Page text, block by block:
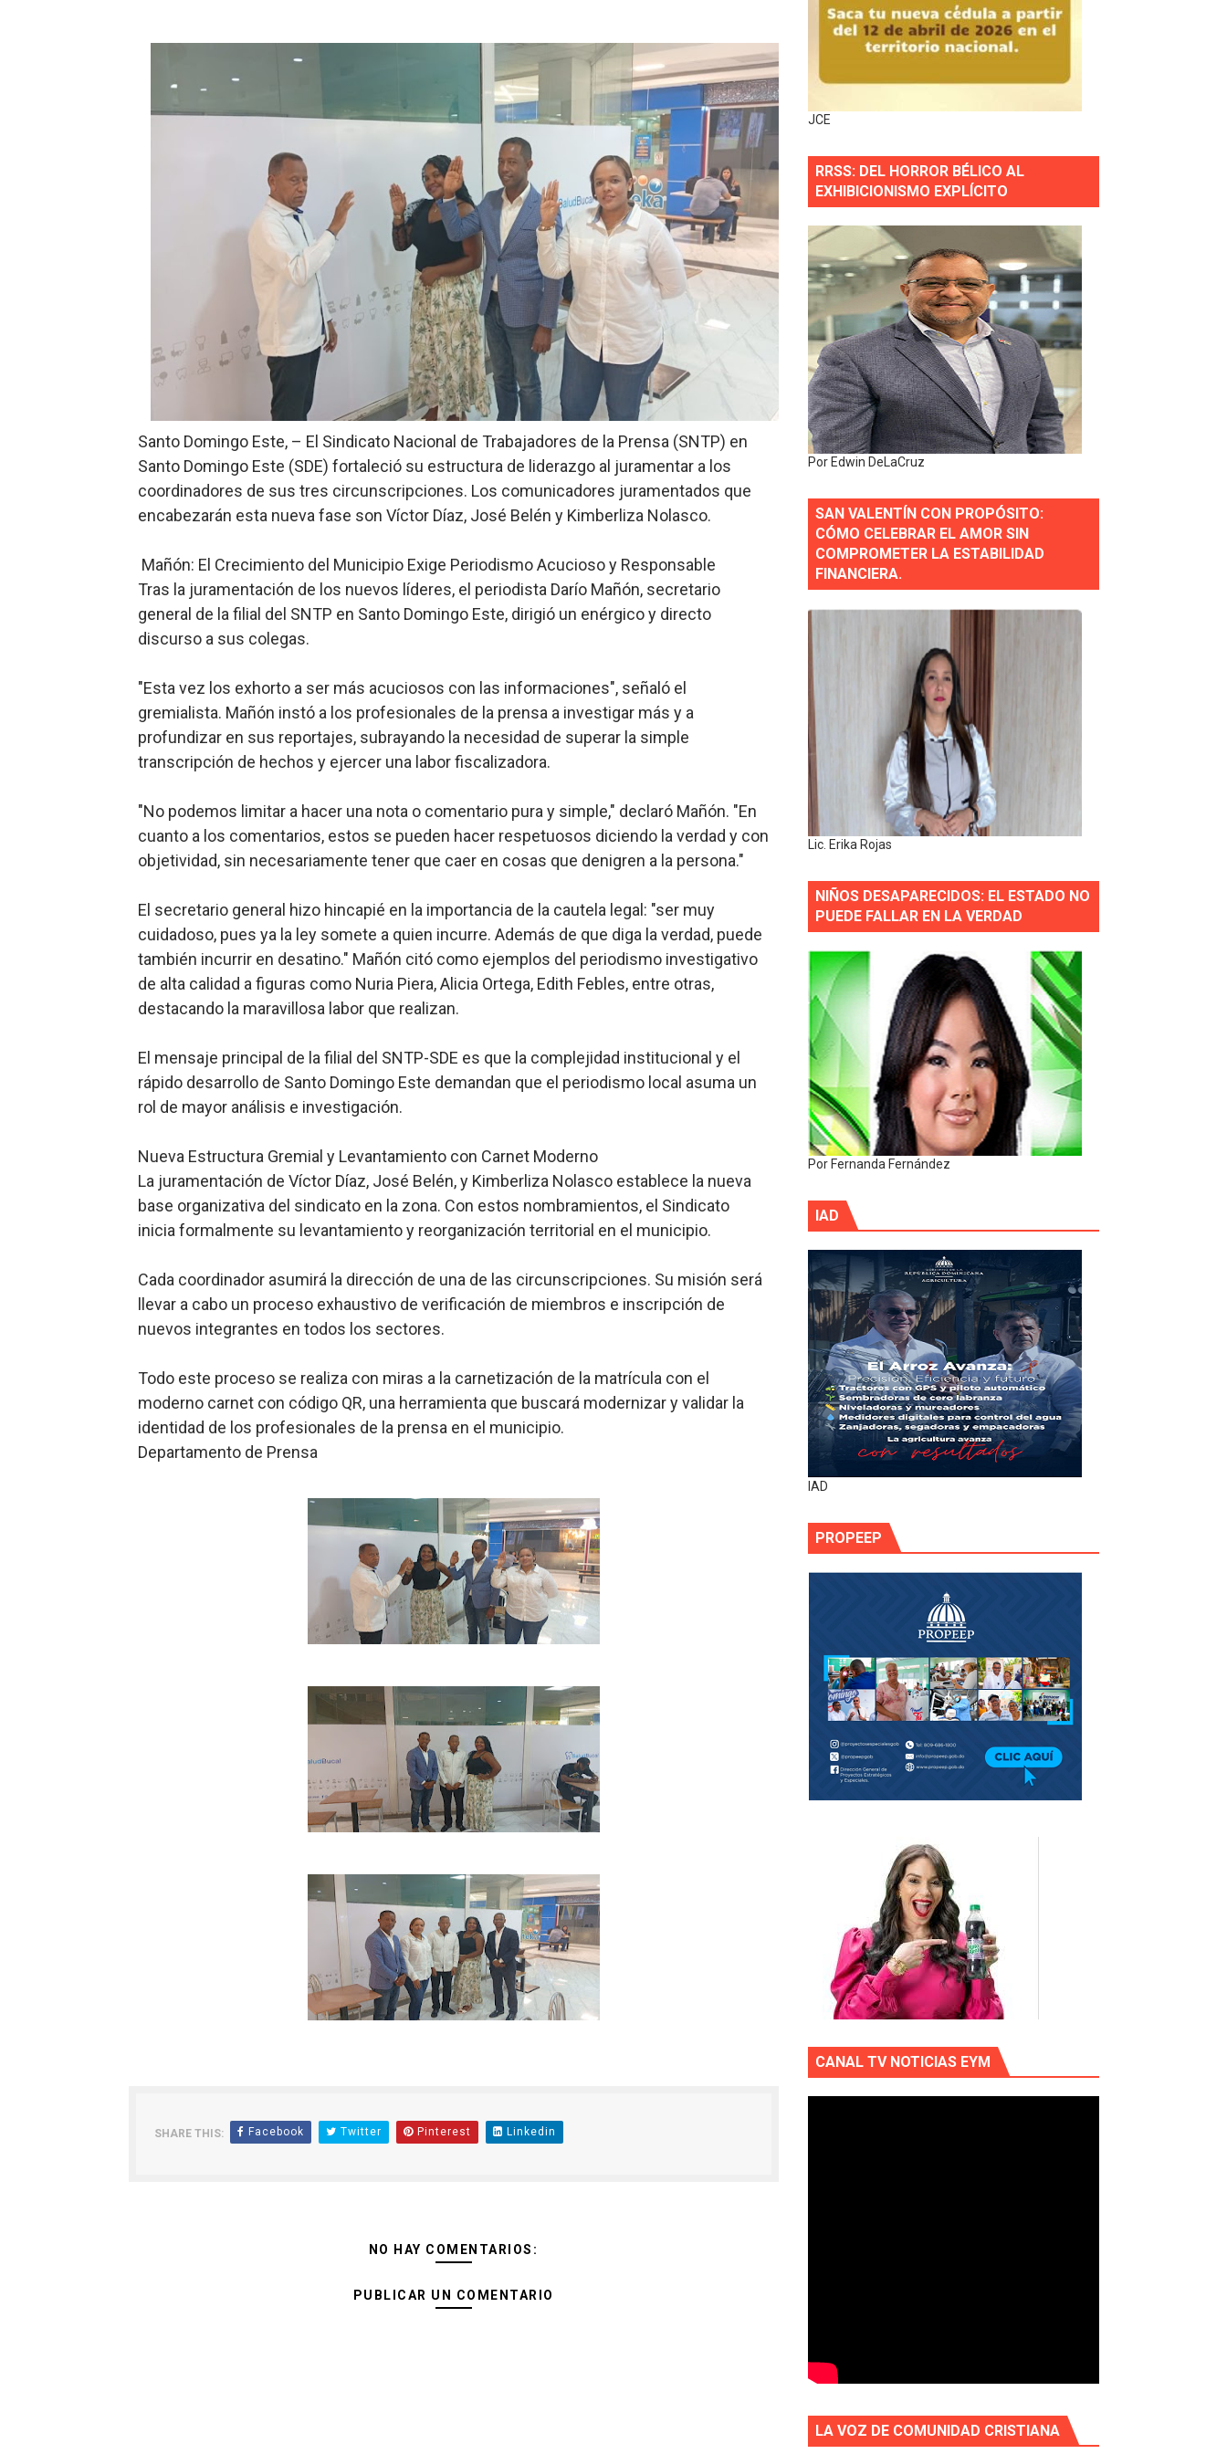
Ministerio de Defensa siembra esperanza y protege el agua mediante Jornada de Reforestación en Manabao
MICM y CECCOM retienen 213,355 galones de combustibles y 46 millones de mercancías en lo que va de año
Bienes Nacionales recauda más de RD 57 millones en segunda subasta pública del año
Residentes en San Juan beneficiados con jornada asistencial de Desarrollo de la Comunidad y Ejército RD
El magistrado Henry Molina decidió no seguir en la Presidencia de la Suprema Corte de Justicia.
​Domingo Plácido critica la situación económica y califica de ineficiente la gestión del gobierno
Graduación XII Promoción Servicio Militar Voluntario
Fellito Suberví asegura en Carolina Mejía RD tiene la oportunidad histórica de elegir la primera mujer presidente de la República
Hipótesis policial sobre atentado a balazos en la avenida Abraham Lincoln y fallecer horas después
CESDN urge fortalecer el sistema eléctrico ante constantes apagones en Santo Domingo Norte
Candidato a presidente del Colegio de Notarios hace llamado a la unidad.
Digecac realizará Primer Festival de Plantas 2026
Josefa Castillo: Liderazgo y Transformación Social al Frente del INAIPI
Lee Ballester a los que se forman como agentes “Todo el equipo de la DGM debe acogerse a normas éticas y ser garante de los derechos de
Operativo Interinstitucional “Compromiso Ambiental 2.0”
Santo Domingo Este, – El Sindicato Nacional de Trabajadores de la Prensa (SNTP) en
Santo Domingo Este (SDE) fortaleció su estructura de liderazgo al juramentar a los
coordinadores de sus tres circunscripciones. Los comunicadores juramentados que
encabezarán esta nueva fase son Víctor Díaz, José Belén y Kimberliza Nolasco.
Mañón: El Crecimiento del Municipio Exige Periodismo Acucioso y Responsable
Tras la juramentación de los nuevos líderes, el periodista Darío Mañón, secretario
general de la filial del SNTP en Santo Domingo Este, dirigió un enérgico y directo
discurso a sus colegas.
"Esta vez los exhorto a ser más acuciosos con las informaciones", señaló el
gremialista. Mañón instó a los profesionales de la prensa a investigar más y a
profundizar en sus reportajes, subrayando la necesidad de superar la simple
transcripción de hechos y ejercer una labor fiscalizadora.
"No podemos limitar a hacer una nota o comentario pura y simple," declaró Mañón. "En
cuanto a los comentarios, estos se pueden hacer respetuosos diciendo la verdad y con
objetividad, sin necesariamente tener que caer en cosas que denigren a la persona."
El secretario general hizo hincapié en la importancia de la cautela legal: "ser muy
cuidadoso, pues ya la ley somete a quien incurre. Además de que diga la verdad, puede
también incurrir en desatino." Mañón citó como ejemplos del periodismo investigativo
de alta calidad a figuras como Nuria Piera, Alicia Ortega, Edith Febles, entre otras,
destacando la maravillosa labor que realizan.
El mensaje principal de la filial del SNTP-SDE es que la complejidad institucional y el
rápido desarrollo de Santo Domingo Este demandan que el periodismo local asuma un
rol de mayor análisis e investigación.
Nueva Estructura Gremial y Levantamiento con Carnet Moderno
La juramentación de Víctor Díaz, José Belén, y Kimberliza Nolasco establece la nueva
base organizativa del sindicato en la zona. Con estos nombramientos, el Sindicato
inicia formalmente su levantamiento y reorganización territorial en el municipio.
Cada coordinador asumirá la dirección de una de las circunscripciones. Su misión será
llevar a cabo un proceso exhaustivo de verificación de miembros e inscripción de
nuevos integrantes en todos los sectores.
Todo este proceso se realiza con miras a la carnetización de la matrícula con el
moderno carnet con código QR, una herramienta que buscará modernizar y validar la
identidad de los profesionales de la prensa en el municipio.
Departamento de Prensa
SHARE THIS: Facebook Twitter Pinterest Linkedin
NO HAY COMENTARIOS:
PUBLICAR UN COMENTARIO
JCE
RRSS: DEL HORROR BÉLICO AL
EXHIBICIONISMO EXPLÍCITO
Por Edwin DeLaCruz
SAN VALENTÍN CON PROPÓSITO:
CÓMO CELEBRAR EL AMOR SIN
COMPROMETER LA ESTABILIDAD
FINANCIERA.
Lic. Erika Rojas
NIÑOS DESAPARECIDOS: EL ESTADO NO
PUEDE FALLAR EN LA VERDAD
Por Fernanda Fernández
IAD
IAD
PROPEEP
CANAL TV NOTICIAS EYM
LA VOZ DE COMUNIDAD CRISTIANA